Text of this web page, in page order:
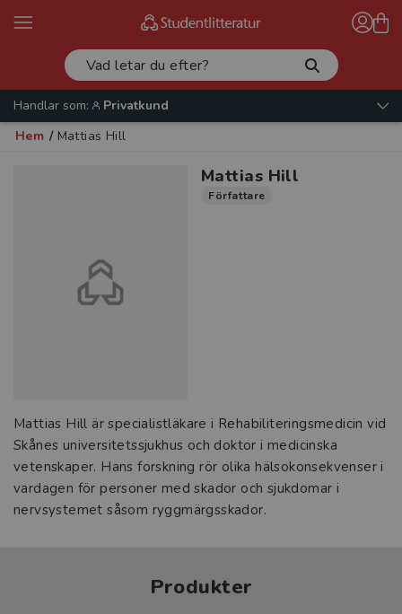
Handlar som:
Privatkund
Hem / Mattias Hill
Mattias Hill
Författare
Mattias Hill är specialistläkare i Rehabiliteringsmedicin vid
Skånes universitetssjukhus och doktor i medicinska
vetenskaper. Hans forskning rör olika hälsokonsekvenser i
vardagen för personer med skador och sjukdomar i
nervsystemet såsom ryggmärgsskador.
Produkter